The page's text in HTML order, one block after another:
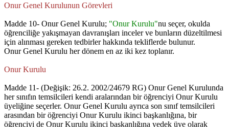
Onur Genel Kurulunun Görevleri
Madde 10- Onur Genel Kurulu; "Onur Kurulu"nu seçer, okulda
öğrenciliğe yakışmayan davranışları inceler ve bunların düzeltilmesi
için alınması gereken tedbirler hakkında tekliflerde bulunur.
Onur Genel Kurulu her dönem en az iki kez toplanır.
Onur Kurulu
Madde 11- (Değişik: 26.2. 2002/24679 RG) Onur Genel Kurulunda
her sınıfın temsilcileri kendi aralarından bir öğrenciyi Onur Kurulu
üyeliğine seçerler. Onur Genel Kurulu ayrıca son sınıf temsilcileri
arasından bir öğrenciyi Onur Kurulu ikinci başkanlığına, bir
öğrenciyi de Onur Kurulu ikinci başkanlığına yedek üye olarak